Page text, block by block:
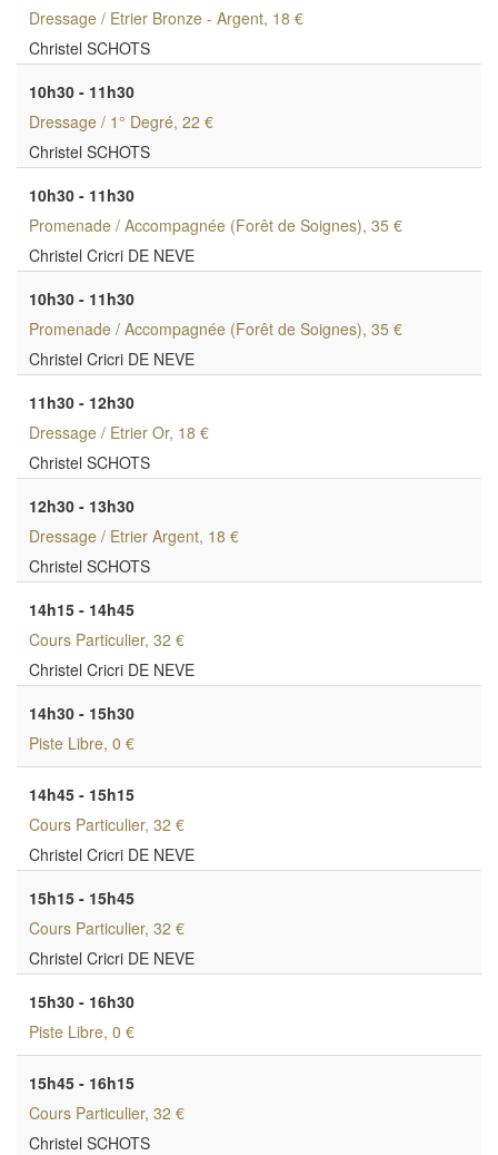
Dressage / Etrier Bronze - Argent, 18 €
Christel SCHOTS
10h30 - 11h30
Dressage / 1° Degré, 22 €
Christel SCHOTS
10h30 - 11h30
Promenade / Accompagnée (Forêt de Soignes), 35 €
Christel Cricri DE NEVE
10h30 - 11h30
Promenade / Accompagnée (Forêt de Soignes), 35 €
Christel Cricri DE NEVE
11h30 - 12h30
Dressage / Etrier Or, 18 €
Christel SCHOTS
12h30 - 13h30
Dressage / Etrier Argent, 18 €
Christel SCHOTS
14h15 - 14h45
Cours Particulier, 32 €
Christel Cricri DE NEVE
14h30 - 15h30
Piste Libre, 0 €
14h45 - 15h15
Cours Particulier, 32 €
Christel Cricri DE NEVE
15h15 - 15h45
Cours Particulier, 32 €
Christel Cricri DE NEVE
15h30 - 16h30
Piste Libre, 0 €
15h45 - 16h15
Cours Particulier, 32 €
Christel SCHOTS